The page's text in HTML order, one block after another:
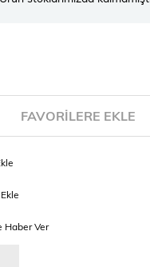
FAVORILERE EKLE
Haber Ver